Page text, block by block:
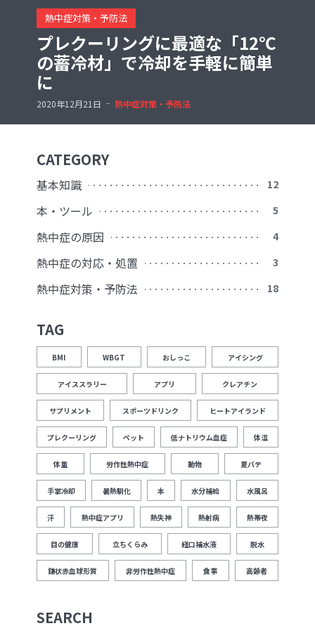
熱中症対策・予防法
プレクーリングに最適な「12℃
の蓄冷材」で冷却を手軽に簡単
に
2020年12月21日 熱中症対策・予防法
CATEGORY
基本知識 12
本・ツール 5
熱中症の原因 4
熱中症の対応・処置 3
熱中症対策・予防法 18
TAG
BMI WBGT おしっこ アイシング
アイススラリー アプリ クレアチン
サプリメント スポーツドリンク ヒートアイランド
プレクーリング ペット 低ナトリウム血症 体温
体重 労作性熱中症 動物 夏バテ
手掌冷却 暑熱馴化 本 水分補給 水風呂
汗 熱中症アプリ 熱失神 熱射病 熱帯夜
目の健康 立ちくらみ 経口補水液 脱水
鎌状赤血球形質 非労作性熱中症 食事 高齢者
SEARCH